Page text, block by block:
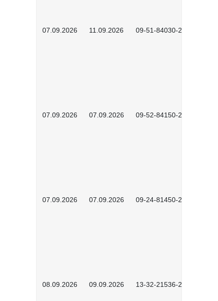
07.09.2026 11.09.2026 09-51-84030-2601
07.09.2026 07.09.2026 09-52-84150-2603
07.09.2026 07.09.2026 09-24-81450-2602
08.09.2026 09.09.2026 13-32-21536-2601